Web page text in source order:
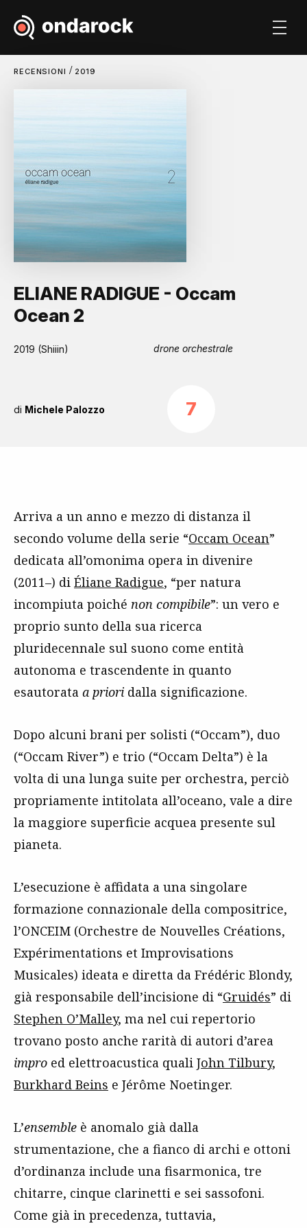
RECENSIONI / 2019
ELIANE RADIGUE - Occam
Ocean 2
2019 (Shiiin) drone orchestrale
di Michele Palozzo 7
Arriva a un anno e mezzo di distanza il
secondo volume della serie “Occam Ocean”
dedicata all’omonima opera in divenire
(2011–) di Éliane Radigue, “per natura
incompiuta poiché non compibile”: un vero e
proprio sunto della sua ricerca
pluridecennale sul suono come entità
autonoma e trascendente in quanto
esautorata a priori dalla significazione.
Dopo alcuni brani per solisti (“Occam”), duo
(“Occam River”) e trio (“Occam Delta”) è la
volta di una lunga suite per orchestra, perciò
propriamente intitolata all’oceano, vale a dire
la maggiore superficie acquea presente sul
pianeta.
L’esecuzione è affidata a una singolare
formazione connazionale della compositrice,
l’ONCEIM (Orchestre de Nouvelles Créations,
Expérimentations et Improvisations
Musicales) ideata e diretta da Frédéric Blondy,
già responsabile dell’incisione di “Gruidés” di
Stephen O’Malley, ma nel cui repertorio
trovano posto anche rarità di autori d’area
impro ed elettroacustica quali John Tilbury,
Burkhard Beins e Jérôme Noetinger.
L’ensemble è anomalo già dalla
strumentazione, che a fianco di archi e ottoni
d’ordinanza include una fisarmonica, tre
chitarre, cinque clarinetti e sei sassofoni.
Come già in precedenza, tuttavia,